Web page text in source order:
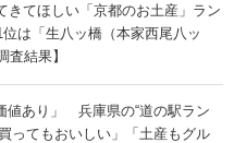
きてほしい「京都のお土産」ラン
は「生八ッ橋（本家西尾八ッ
査結果】
値あり」 兵庫県の“道の駅ラン
ってもおいしい」「土産もグル